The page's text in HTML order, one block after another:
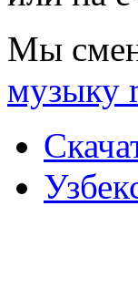
Мы
музыку